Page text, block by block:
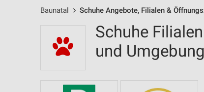
Baunatal Schuhe Angebote, Filialen &
Schuhe
und Umgebung